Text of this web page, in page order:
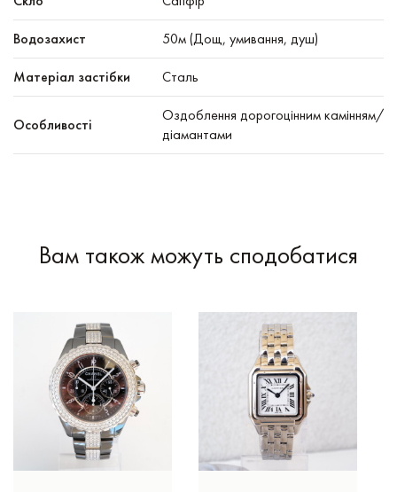
Водозахист 50м (Дощ, умивання, душ)
Матеріал застібки Сталь
Особливості
Оздоблення дорогоцінним камінням/
діамантами
Вам також можуть сподобатися